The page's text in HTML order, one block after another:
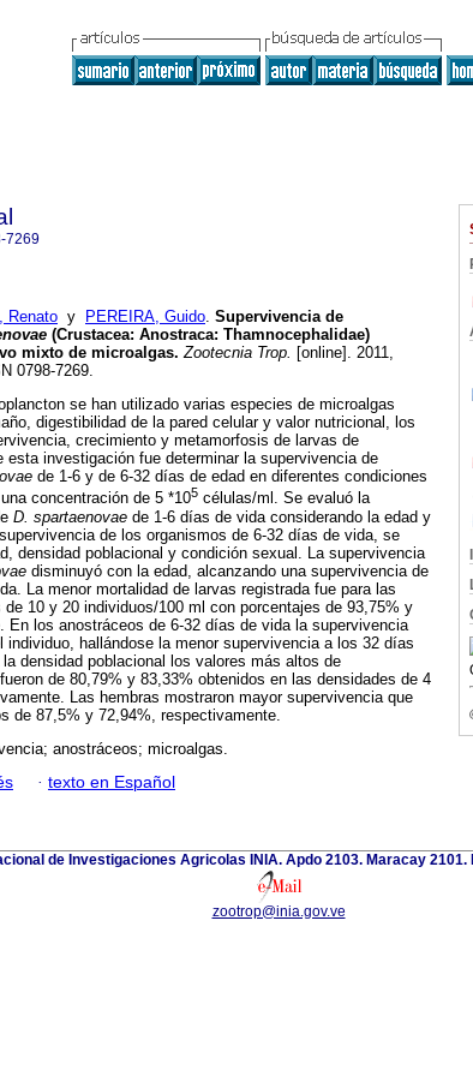
7269
Renato y PEREIRA, Guido. Supervivencia de
(Crustacea: Anostraca: Thamnocephalidae)
mixto de microalgas. Zootecnia Trop. [online]. 2011,
0798-7269.
se han utilizado varias especies de microalgas
digestibilidad de la pared celular y valor nutricional, los
crecimiento y metamorfosis de larvas de
investigación fue determinar la supervivencia de
de 1-6 y de 6-32 días de edad en diferentes condiciones
concentración de 5 *105 células/ml. Se evaluó la
D. spartaenovae de 1-6 días de vida considerando la edad y
de los organismos de 6-32 días de vida, se
densidad poblacional y condición sexual. La supervivencia
disminuyó con la edad, alcanzando una supervivencia de
La menor mortalidad de larvas registrada fue para las
de 10 y 20 individuos/100 ml con porcentajes de 93,75% y
En los anostráceos de 6-32 días de vida la supervivencia
individuo, hallándose la menor supervivencia a los 32 días
densidad poblacional los valores más altos de
de 80,79% y 83,33% obtenidos en las densidades de 4
Las hembras mostraron mayor supervivencia que
de 87,5% y 72,94%, respectivamente.
anostráceos; microalgas.
· texto en Español
de Investigaciones Agricolas INIA. Apdo 2103. Maracay 2101.
zootrop@inia.gov.ve